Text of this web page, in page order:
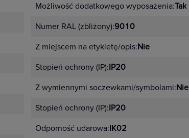
Możliwość dodatkowego wyposażenia:Tak
Numer RAL (zbliżony):9010
Z miejscem na etykietę/opis:Nie
Stopień ochrony (IP):IP20
Z wymiennymi soczewkami/symbolami:Nie
Stopień ochrony (IP):IP20
Odporność udarowa:IK02